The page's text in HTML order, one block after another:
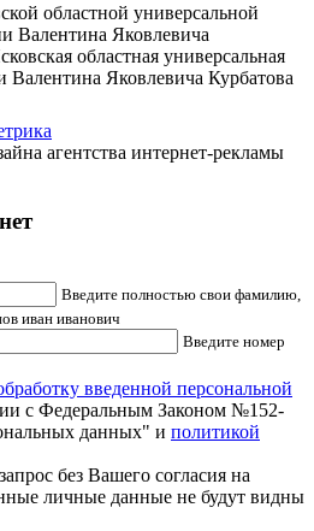
областной универсальной
Валентина Яковлевича
областная универсальная
Валентина Яковлевича Курбатова
агентства интернет-рекламы
Введите полностью свои фамилию,
иван иванович
Введите номер
введенной персональной
с Федеральным Законом №152-
данных" и политикой
без Вашего согласия на
личные данные не будут видны